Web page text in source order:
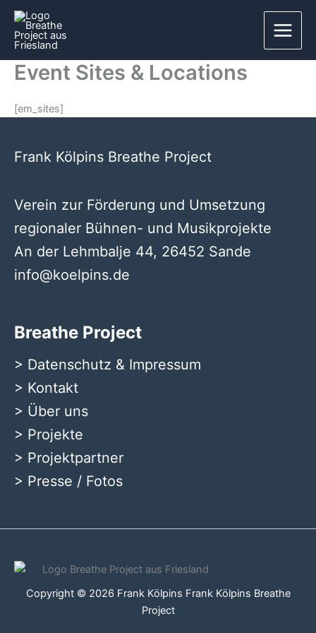
Zum
Inhalt
springen
Event Sites & Locations
[em_sites]
Frank Kölpins Breathe Project
Verein zur Förderung und Umsetzung
regionaler Bühnen- und Musikprojekte
An der Lehmbalje 44, 26452 Sande
info@koelpins.de
Breathe Project
> Datenschutz & Impressum
> Kontakt
> Über uns
> Projekte
> Projektpartner
> Presse / Fotos
Copyright © 2026 Frank Kölpins Frank Kölpins Breathe
Project